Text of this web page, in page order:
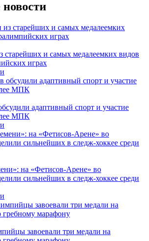
и самых медалеемких видов
играх
адаптивный спорт и участие
МПК
на «Фетисов-Арене» во
сильнейших в следж-хоккее среди
завоевали три медали на